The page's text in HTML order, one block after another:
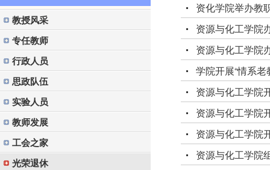
教授风采
专任教师
行政人员
思政队伍
实验人员
教师发展
工会之家
光荣退休
资化学院举办教
资源与化工学院
资源与化工学院
学院开展“情系
资源与化工学院
资源与化工学院
资源与化工学院
资源与化工学院